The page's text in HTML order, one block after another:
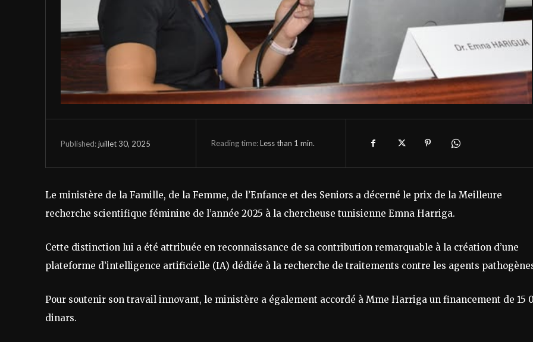
Published:juillet 30, 2025 Reading time:Less than 1 min.
Le ministère de la Famille, de la Femme, de l’Enfance et des Seniors a décerné le prix de la Meilleure
recherche scientifique féminine de l’année 2025 à la chercheuse tunisienne Emna Harriga.
Cette distinction lui a été attribuée en reconnaissance de sa contribution remarquable à la création d’une
plateforme d’intelligence artificielle (IA) dédiée à la recherche de traitements contre les agents
Pour soutenir son travail innovant, le ministère a également accordé à Mme Harriga un financement de 15
dinars.